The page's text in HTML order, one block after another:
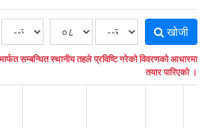
खोजी
सम्बन्धित स्थानीय तहले प्रविष्टि गरेको विवरणको आधारमा
तयार पारिएको ।